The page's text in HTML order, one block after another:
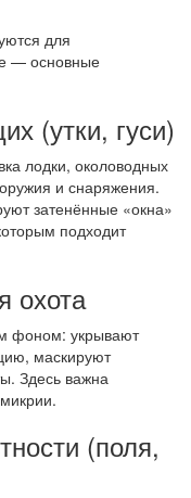
для
— основные
(утки, гуси)
лодки, околоводных
и снаряжения.
затенённые «окна»
подходит
охота
фоном: укрывают
маскируют
Здесь важна
(поля,